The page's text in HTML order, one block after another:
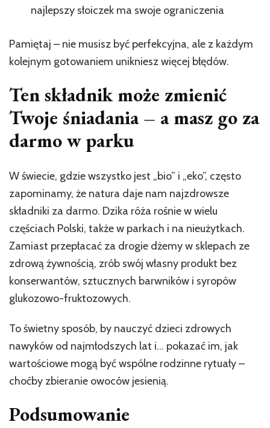
najlepszy słoiczek ma swoje ograniczenia
Pamiętaj – nie musisz być perfekcyjna, ale z każdym
kolejnym gotowaniem unikniesz więcej błędów.
Ten składnik może zmienić
Twoje śniadania – a masz go za
darmo w parku
W świecie, gdzie wszystko jest „bio” i „eko”, często
zapominamy, że natura daje nam najzdrowsze
składniki za darmo. Dzika róża rośnie w wielu
częściach Polski, także w parkach i na nieużytkach.
Zamiast przepłacać za drogie dżemy w sklepach ze
zdrową żywnością, zrób swój własny produkt bez
konserwantów, sztucznych barwników i syropów
glukozowo-fruktozowych.
To świetny sposób, by nauczyć dzieci zdrowych
nawyków od najmłodszych lat i… pokazać im, jak
wartościowe mogą być wspólne rodzinne rytuały –
choćby zbieranie owoców jesienią.
Podsumowanie